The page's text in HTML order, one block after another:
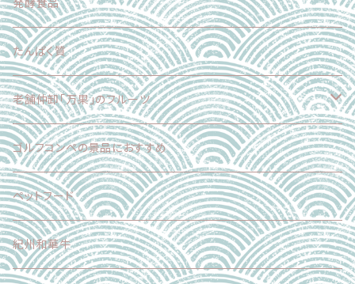
乳製品
麺
スイーツ
加工食品
調味料
発酵食品
たんぱく質
老舗仲卸「万果」のフルーツ
フードロス削減企画
正品（ギフト対応可）
加工品
ゴルフコンペの景品におすすめ
ペットフード
紀州和華牛